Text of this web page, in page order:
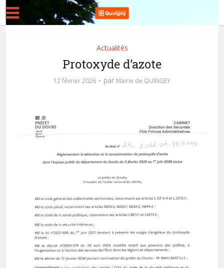
Actualités
Protoxyde d’azote
12 février 2026 par Mairie de QUINGEY